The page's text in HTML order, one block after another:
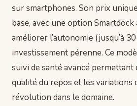
sur smartphones. Son prix
base, avec une option
améliorer l’autonomie (jusqu’à
investissement pérenne. Ce
suivi de santé avancé permettant
qualité du repos et les variations
révolution dans le domaine.